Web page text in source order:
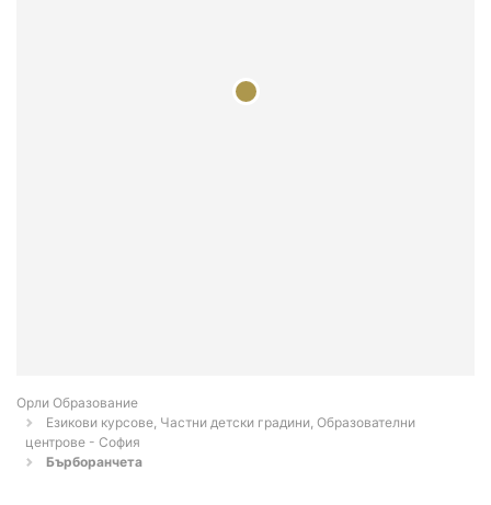
Орли Образование
Езикови курсове, Частни детски градини, Образователни
центрове - София
Бърборанчета